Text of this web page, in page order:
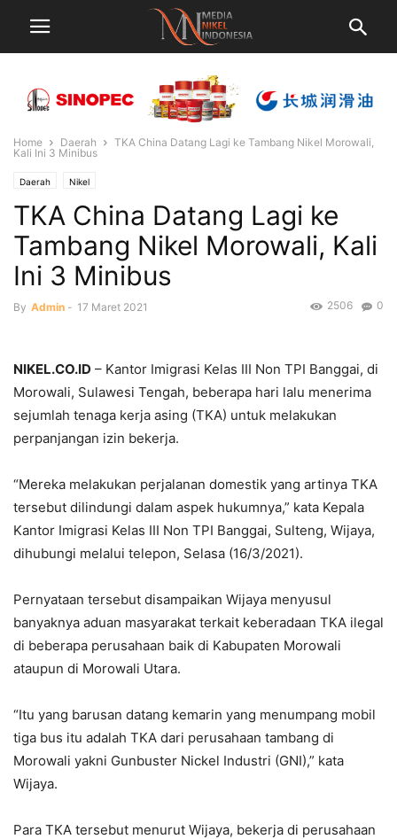
Home Daerah
TKA China Datang Lagi ke Tambang Nikel Morowali,
Kali Ini 3 Minibus
Daerah Nikel
TKA China Datang Lagi ke
Tambang Nikel Morowali, Kali
Ini 3 Minibus
By Admin - 17 Maret 2021 0
2506
NIKEL.CO.ID – Kantor Imigrasi Kelas III Non TPI Banggai, di
Morowali, Sulawesi Tengah, beberapa hari lalu menerima
sejumlah tenaga kerja asing (TKA) untuk melakukan
perpanjangan izin bekerja.
“Mereka melakukan perjalanan domestik yang artinya TKA
tersebut dilindungi dalam aspek hukumnya,” kata Kepala
Kantor Imigrasi Kelas III Non TPI Banggai, Sulteng, Wijaya,
dihubungi melalui telepon, Selasa (16/3/2021).
Pernyataan tersebut disampaikan Wijaya menyusul
banyaknya aduan masyarakat terkait keberadaan TKA ilegal
di beberapa perusahaan baik di Kabupaten Morowali
ataupun di Morowali Utara.
“Itu yang barusan datang kemarin yang menumpang mobil
tiga bus itu adalah TKA dari perusahaan tambang di
Morowali yakni Gunbuster Nickel Industri (GNI),” kata
Wijaya.
Para TKA tersebut menurut Wijaya, bekerja di perusahaan